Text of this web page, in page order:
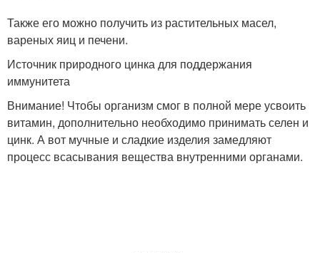
Также его можно получить из растительных масел,
вареных яиц и печени.
Источник природного цинка для поддержания
иммунитета
Внимание! Чтобы организм смог в полной мере усвоить
витамин, дополнительно необходимо принимать селен и
цинк. А вот мучные и сладкие изделия замедляют
процесс всасывания вещества внутренними органами.